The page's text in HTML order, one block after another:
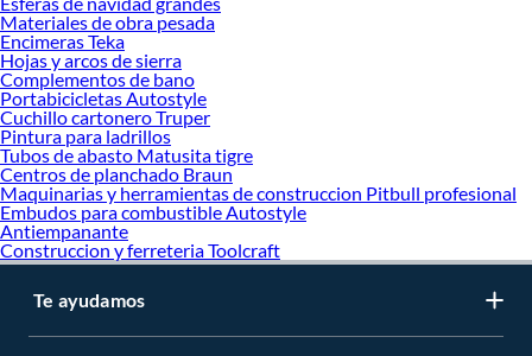
Materiales de obra pesada
Encimeras Teka
Hojas y arcos de sierra
Complementos de bano
Portabicicletas Autostyle
Cuchillo cartonero Truper
Pintura para ladrillos
Tubos de abasto Matusita tigre
Centros de planchado Braun
Maquinarias y herramientas de construccion Pitbull profesional
Embudos para combustible Autostyle
Antiempanante
Construccion y ferreteria Toolcraft
Te ayudamos